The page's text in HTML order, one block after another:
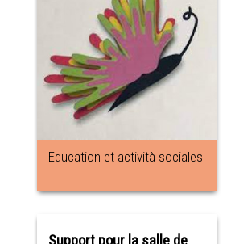
Education et actività sociales